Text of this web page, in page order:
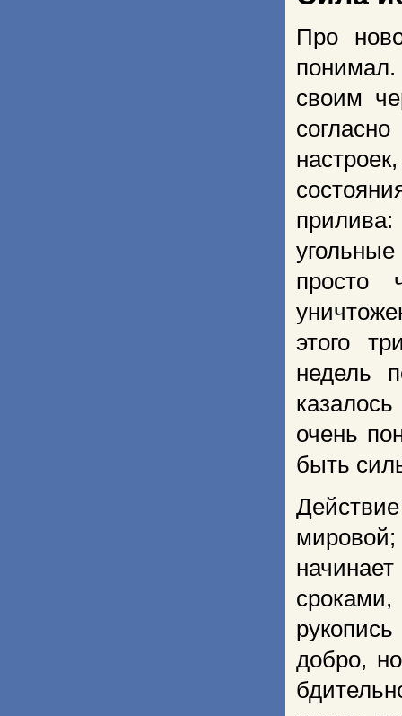
Про
своим
просто
этого
недель
очень
быть
мировой;
сроками,
добро,